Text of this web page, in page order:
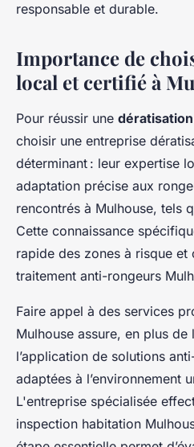
responsable et durable.
Importance de
local et certifié à
Pour réussir une
choisir une entreprise
déterminant : leur expertise
adaptation précise aux
rencontrés à Mulhouse, tels
Cette connaissance
rapide des zones à risque et
traitement anti-rongeurs
Faire appel à des services
Mulhouse assure, en plus de
l’application de solutions
adaptées à l’environnement
L'entreprise spécialisée
inspection habitation